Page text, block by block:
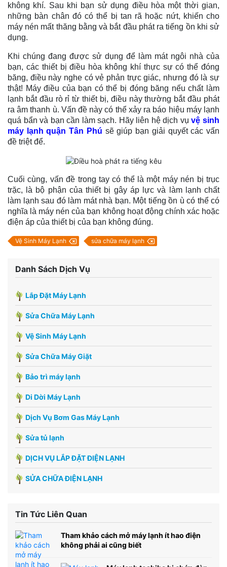
không khí. Sau khi bạn sử dụng điều hòa một thời gian,
những bàn chân đó có thể bị tan rã hoặc nứt, khiến cho
máy nén mất thăng bằng và bắt đầu phát ra tiếng ồn khi sử
dụng.
Khi chúng đang được sử dụng để làm mát ngôi nhà của
bạn, các thiết bị điều hòa không khí thực sự có thể đóng
băng, điều này nghe có vẻ phản trực giác, nhưng đó là sự
thật! Máy điều của bạn có thể bị đóng băng nếu chất làm
lạnh bắt đầu rò rỉ từ thiết bị, điều này thường bắt đầu phát
ra âm thanh ù. Vấn đề này có thể xảy ra báo hiệu máy lạnh
quá bẩn và bạn cần làm sạch. Hãy liên hệ dịch vụvệ sinh
máy lạnh quận Tân Phú sẽ giúp bạn giải quyết các vấn
đề triệt để.
Cuối cùng, vấn đề trong tay có thể là một máy nén bị trục
trặc, là bộ phận của thiết bị gây áp lực và làm lạnh chất
làm lạnh sau đó làm mát nhà bạn. Một tiếng ồn ù có thể có
nghĩa là máy nén của bạn không hoạt động chính xác hoặc
điện áp của thiết bị của bạn không đúng.
Vệ Sinh Máy Lạnh sửa chữa máy lạnh
Danh Sách Dịch Vụ
Lắp Đặt Máy Lạnh
Sửa Chữa Máy Lạnh
Vệ Sinh Máy Lạnh
Sửa Chữa Máy Giặt
Bảo trì máy lạnh
Di Dời Máy Lạnh
Dịch Vụ Bơm Gas Máy Lạnh
Sửa tủ lạnh
DỊCH VỤ LẮP ĐẶT ĐIỆN LẠNH
SỬA CHỮA ĐIỆN LẠNH
Tin Tức Liên Quan
Tham khảo cách mở máy lạnh ít hao điện
không phải ai cũng biết